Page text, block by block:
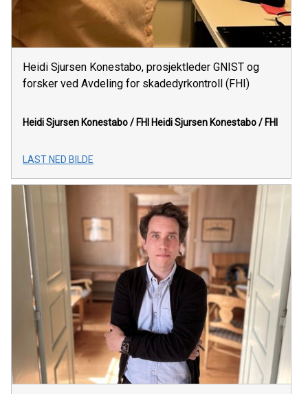
Heidi Sjursen Konestabo, prosjektleder GNIST og
forsker ved Avdeling for skadedyrkontroll (FHI)
Heidi Sjursen Konestabo / FHIHeidi Sjursen Konestabo / FHI
LAST NED BILDE